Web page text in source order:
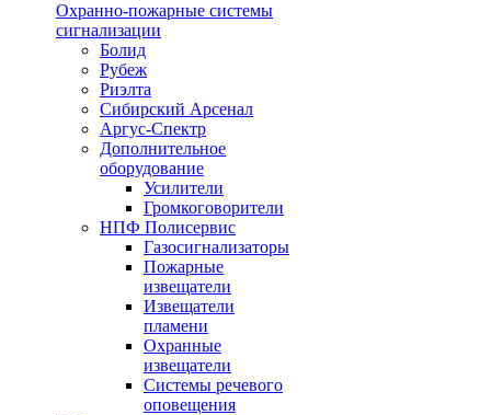
Охранно-пожарные системы
сигнализации
Болид
Рубеж
Риэлта
Сибирский Арсенал
Аргус-Спектр
Дополнительное
оборудование
Усилители
Громкоговорители
НПФ Полисервис
Газосигнализаторы
Пожарные
извещатели
Извещатели
пламени
Охранные
извещатели
Системы речевого
оповещения